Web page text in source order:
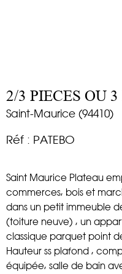
2/3 PIECES OU 3
Saint-Maurice (94410)
Réf : PATEBO
Saint Maurice Plateau
commerces, bois et
dans un petit immeuble
(toiture neuve) , un
classique parquet point
Hauteur ss plafond ,
équipée, salle de bain